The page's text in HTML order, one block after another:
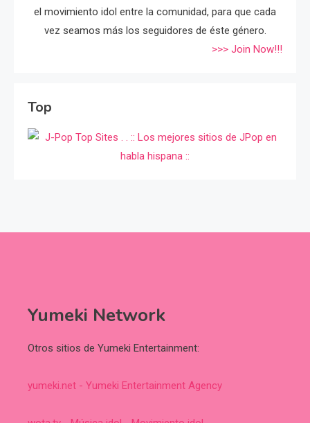
el movimiento idol entre la comunidad, para que cada
vez seamos más los seguidores de éste género.
>>> Join Now!!!
Top
Yumeki Network
Otros sitios de Yumeki Entertainment:
yumeki.net - Yumeki Entertainment Agency